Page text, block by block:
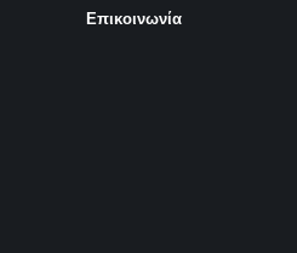
Επικοινωνία